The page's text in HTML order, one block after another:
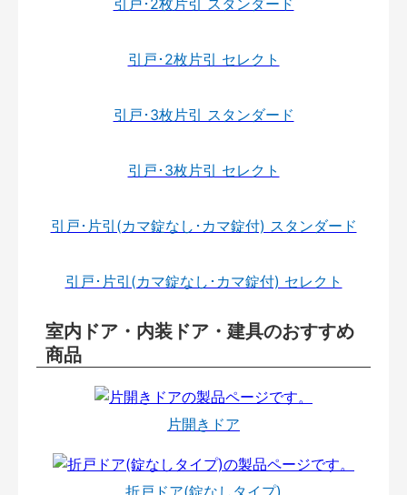
引戸･2枚片引 セレクト
引戸･3枚片引 スタンダード
引戸･3枚片引 セレクト
引戸･片引(カマ錠なし･カマ錠付) スタンダード
引戸･片引(カマ錠なし･カマ錠付) セレクト
室内ドア・内装ドア・建具のおすすめ
商品
片開きドア
折戸ドア(錠なしタイプ)